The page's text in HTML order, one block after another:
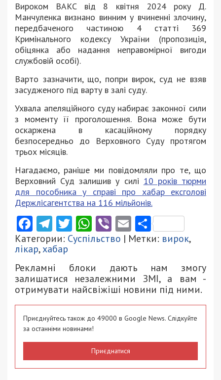
Вироком ВАКС від 8 квітня 2024 року Д.
Манчуленка визнано винним у вчиненні злочину,
передбаченого частиною 4 статті 369
Кримінального кодексу України (пропозиція,
обіцянка або надання неправомірної вигоди
службовій особі).
Варто зазначити, що, попри вирок, суд не взяв
засудженого під варту в залі суду.
Ухвала апеляційного суду набирає законної сили
з моменту її проголошення. Вона може бути
оскаржена в касаційному порядку
безпосередньо до Верховного Суду протягом
трьох місяців.
Нагадаємо, раніше ми повідомляли про те, що
Верховний Суд залишив у силі 10 років тюрми
для пособника у справі про хабар ексголові
Держлісагентства на 116 мільйонів.
Facebook
Telegram
Twitter
WhatsApp
ViberEmail
Категории: Суспільство | Метки: вирок,
лікар,хабар
Рекламні блоки дають нам змогу
залишатися незалежними ЗМІ, а вам -
отримувати найсвіжіші новини під ними.
Приєднуйтесь також до 49000 в Google News. Слідкуйте
за останніми новинами!
Приєднатися